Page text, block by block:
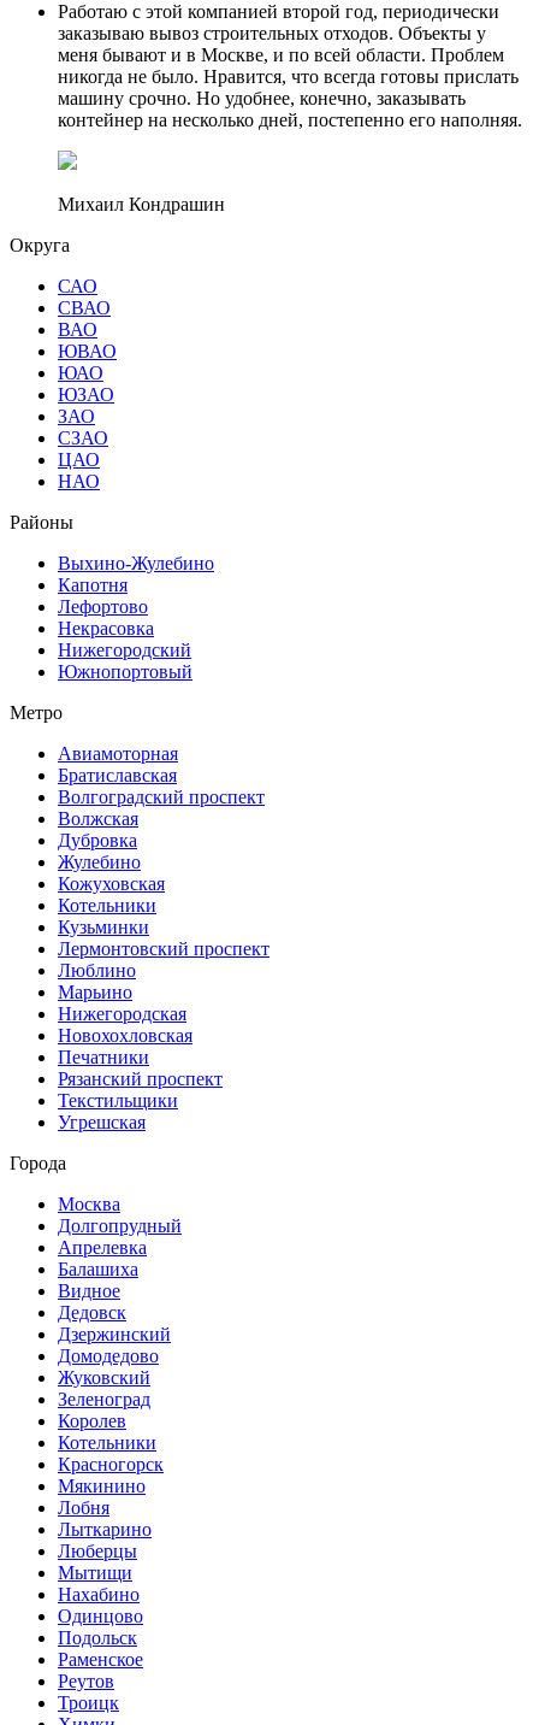
Работаю с этой компанией второй год, периодически
заказываю вывоз строительных отходов. Объекты у
меня бывают и в Москве, и по всей области. Проблем
никогда не было. Нравится, что всегда готовы прислать
машину срочно. Но удобнее, конечно, заказывать
контейнер на несколько дней, постепенно его наполняя.
Михаил Кондрашин
Округа
САО
СВАО
ВАО
ЮВАО
ЮАО
ЮЗАО
ЗАО
СЗАО
ЦАО
НАО
Районы
Выхино-Жулебино
Капотня
Лефортово
Некрасовка
Нижегородский
Южнопортовый
Метро
Авиамоторная
Братиславская
Волгоградский проспект
Волжская
Дубровка
Жулебино
Кожуховская
Котельники
Кузьминки
Лермонтовский проспект
Люблино
Марьино
Нижегородская
Новохохловская
Печатники
Рязанский проспект
Текстильщики
Угрешская
Города
Москва
Долгопрудный
Апрелевка
Балашиха
Видное
Дедовск
Дзержинский
Домодедово
Жуковский
Зеленоград
Королев
Котельники
Красногорск
Мякинино
Лобня
Лыткарино
Люберцы
Мытищи
Нахабино
Одинцово
Подольск
Раменское
Реутов
Троицк